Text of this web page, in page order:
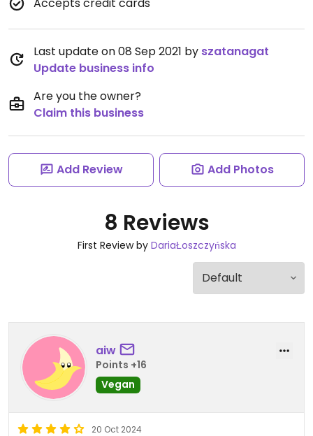
Last update on 08 Sep 2021 by szatanagat
Update business info
Are you the owner?
Claim this business
Add Review Add Photos
8 Reviews
First Review by DariaŁoszczyńska
aiw
Points +16
Vegan
20 Oct 2024